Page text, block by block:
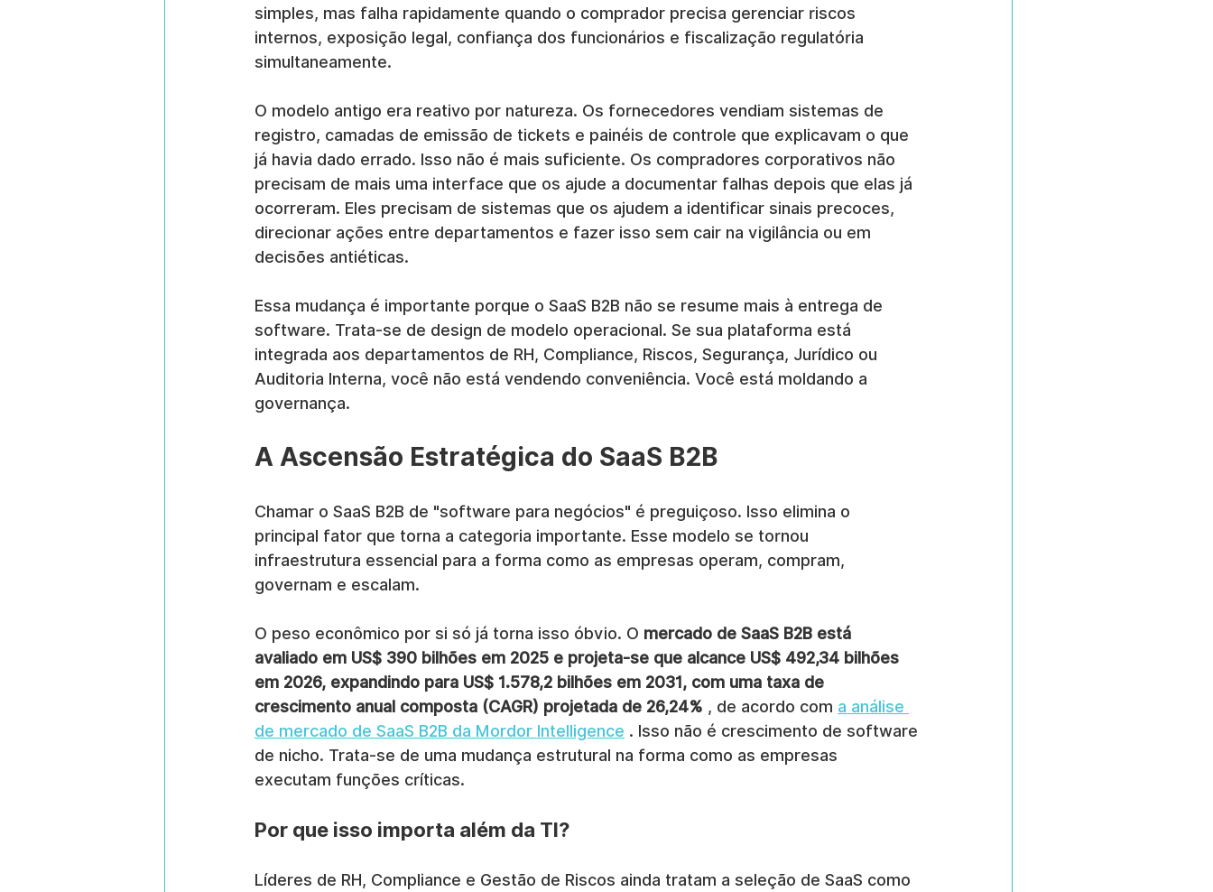
simples, mas falha rapidamente quando o comprador precisa gerenciar riscos
internos, exposição legal, confiança dos funcionários e fiscalização regulatória
simultaneamente.
O modelo antigo era reativo por natureza. Os fornecedores vendiam sistemas de
registro, camadas de emissão de tickets e painéis de controle que explicavam o que
já havia dado errado. Isso não é mais suficiente. Os compradores corporativos não
precisam de mais uma interface que os ajude a documentar falhas depois que elas já
ocorreram. Eles precisam de sistemas que os ajudem a identificar sinais precoces,
direcionar ações entre departamentos e fazer isso sem cair na vigilância ou em
decisões antiéticas.
Essa mudança é importante porque o SaaS B2B não se resume mais à entrega de
software. Trata-se de design de modelo operacional. Se sua plataforma está
integrada aos departamentos de RH, Compliance, Riscos, Segurança, Jurídico ou
Auditoria Interna, você não está vendendo conveniência. Você está moldando a
governança.
A Ascensão Estratégica do SaaS B2B
Chamar o SaaS B2B de "software para negócios" é preguiçoso. Isso elimina o
principal fator que torna a categoria importante. Esse modelo se tornou
infraestrutura essencial para a forma como as empresas operam, compram,
governam e escalam.
O peso econômico por si só já torna isso óbvio. O mercado de SaaS B2B está
avaliado em US$ 390 bilhões em 2025 e projeta-se que alcance US$ 492,34 bilhões
em 2026, expandindo para US$ 1.578,2 bilhões em 2031, com uma taxa de
crescimento anual composta (CAGR) projetada de 26,24% , de acordo com a análise
de mercado de SaaS B2B da Mordor Intelligence . Isso não é crescimento de software
de nicho. Trata-se de uma mudança estrutural na forma como as empresas
executam funções críticas.
Por que isso importa além da TI?
Líderes de RH, Compliance e Gestão de Riscos ainda tratam a seleção de SaaS como